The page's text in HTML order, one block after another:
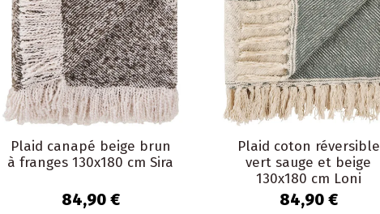
Plaid canapé beige brun
à franges 130x180 cm Sira
84,90 €
Plaid coton réversible
vert sauge et beige
130x180 cm Loni
84,90 €